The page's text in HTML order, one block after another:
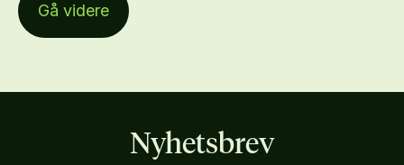
Gå videre
Nyhetsbrev